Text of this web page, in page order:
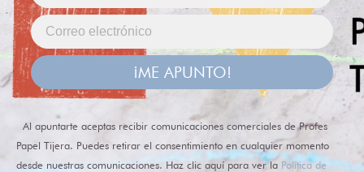
¡ME APUNTO!
Al apuntarte aceptas recibir comunicaciones comerciales de Profes
Papel Tijera. Puedes retirar el consentimiento en cualquier momento
desde nuestras comunicaciones. Haz clic aquí para ver la Política de